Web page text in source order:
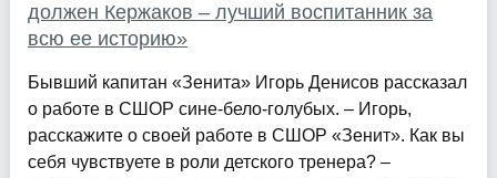
должен Кержаков – лучший воспитанник за
всю ее историю»
Бывший капитан «Зенита» Игорь Денисов рассказал
о работе в СШОР сине-бело-голубых. – Игорь,
расскажите о своей работе в СШОР «Зенит». Как вы
себя чувствуете в роли детского тренера? –